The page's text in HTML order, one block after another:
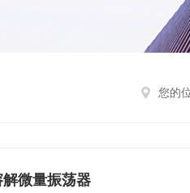
您的
微量振荡器